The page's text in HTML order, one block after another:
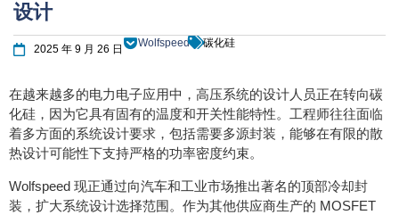
设计
2025 年 9 月 26 日
Wolfspeed 碳化硅
在越来越多的电力电子应用中，高压系统的设计人员正在转向碳
化硅，因为它具有固有的温度和开关性能特性。工程师往往面临
着多方面的系统设计要求，包括需要多源封装，能够在有限的散
热设计可能性下支持严格的功率密度约束。
Wolfspeed 现正通过向汽车和工业市场推出著名的顶部冷却封
装，扩大系统设计选择范围。作为其他供应商生产的 MOSFET